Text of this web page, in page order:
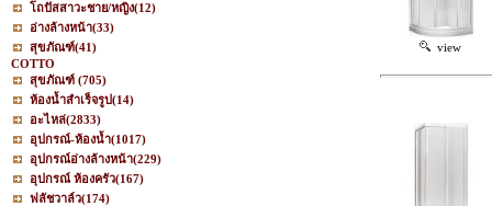
โถปัสสาวะชาย/หญิง(12)
อ่างล้างหน้า(33)
สุขภัณฑ์(41)
COTTO
สุขภัณฑ์ (705)
ห้องน้ำสำเร็จรูป(14)
อะไหล่(2833)
อุปกรณ์-ห้องน้ำ(1017)
อุปกรณ์อ่างล้างหน้า(229)
อุปกรณ์ ห้องครัว(167)
ฟลัชวาล์ว(174)
view